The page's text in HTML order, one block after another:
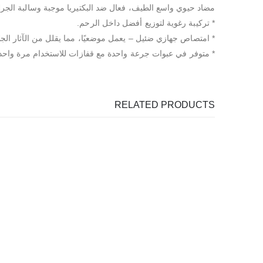
مضاد حيوي واسع الطيف، فعال ضد البكتيريا موجبة وسالبة
* تركيبة رغوية لتوزيع أفضل داخل الرحم.
* امتصاص جهازي ضئيل – يعمل موضعيًا، مما يقلل من الآثار
* متوفر في عبوات جرعة واحدة مع قفازات للاستخدام مرة
RELATED PRODUCTS